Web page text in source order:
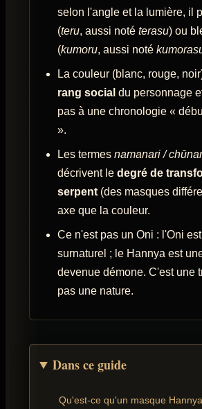
selon l'angle et la lumière, il
(teru, aussi noté terasu) ou
(kumoru, aussi noté
La couleur (blanc, rouge,
rang social du personnage
pas à une chronologie «
».
Les termes namanari /
décrivent le degré de
serpent (des masques
axe que la couleur.
Ce n'est pas un Oni : l'Oni
surnaturel ; le Hannya est
devenue démone. C'est une
pas une nature.
Dans ce guide
Qu'est-ce qu'un masque